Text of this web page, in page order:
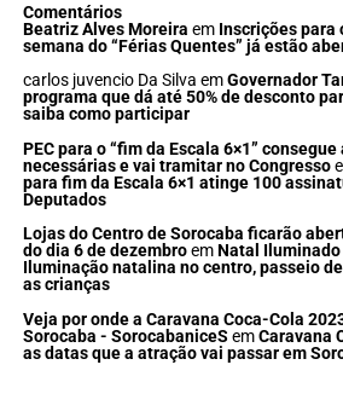
Comentários
Beatriz Alves Moreira em Inscrições para
semana do “Férias Quentes” já estão
carlos juvencio Da Silva emGovernador
programa que dá até 50% de desconto
saiba como participar
PEC para o “fim da Escala 6×1”
necessárias e vai tramitar no Congresso
para fim da Escala 6×1 atinge 100
Deputados
Lojas do Centro de Sorocaba ficarão
do dia 6 de dezembroemNatal
Iluminação natalina no centro, passeio
as crianças
Veja por onde a Caravana Coca-Cola
Sorocaba - SorocabaniceS emCaravana
as datas que a atração vai passar em